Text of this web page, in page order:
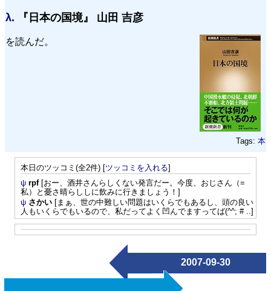
λ. 『日本の国境』 山田 吉彦
を読んだ。
Tags: 本
本日のツッコミ(全2件) [ツッコミを入れる]
ψ rpf[おー、酒井さんらしくない発言だー。今度、おじさん（=
私）と憂さ晴らししに飲みに行きましょう！]
ψ さかい[まぁ、世の中難しい問題はいくらでもあるし、頭の良い
人もいくらでもいるので、私だってよく凹んでますってば(^^; # ..]
2007-09-30